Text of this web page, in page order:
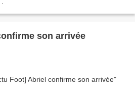
son arrivée